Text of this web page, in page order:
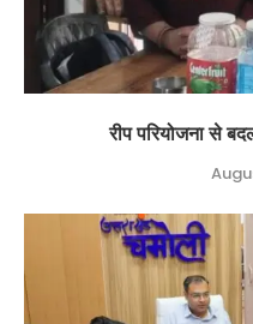
रीप परियोजना से